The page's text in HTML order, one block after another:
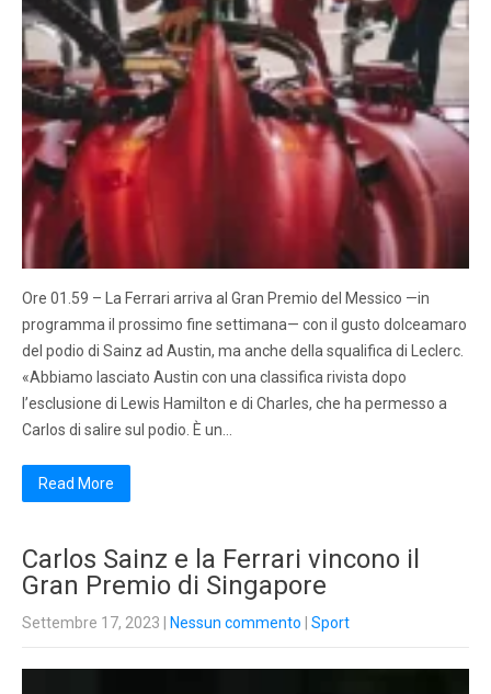
Ore 01.59 – La Ferrari arriva al Gran Premio del Messico —in
programma il prossimo fine settimana— con il gusto dolceamaro
del podio di Sainz ad Austin, ma anche della squalifica di Leclerc.
«Abbiamo lasciato Austin con una classifica rivista dopo
l’esclusione di Lewis Hamilton e di Charles, che ha permesso a
Carlos di salire sul podio. È un…
Read More
Carlos Sainz e la Ferrari vincono il
Gran Premio di Singapore
Settembre 17, 2023 Nessun commento Sport